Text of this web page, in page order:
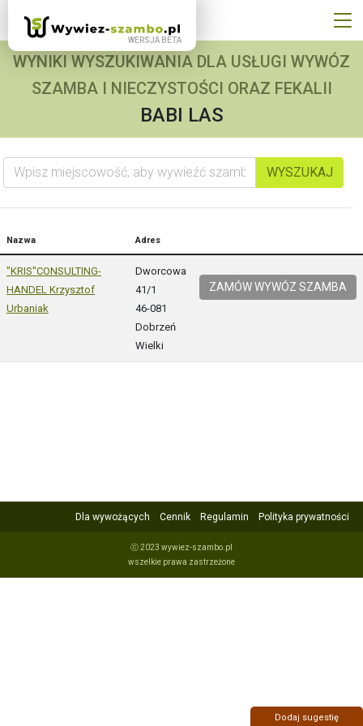
WYNIKI WYSZUKIWANIA DLA USŁUGI WYWÓZ
SZAMBA I NIECZYSTOŚCI ORAZ FEKALII
BABI LAS
Wpisz miejscowość, aby wywieźć szambo
WYSZUKAJ
Nazwa Adres
"KRIS"CONSULTING-
HANDEL Krzysztof
Urbaniak
Dworcowa
41/1
46-081
Dobrzeń
Wielki
ZAMÓW WYWÓZ SZAMBA
Dla wywożących Cennik Regulamin Polityka prywatności
ⓒ 2023 wywiez-szambo.pl
wszelkie prawa zastrzeżone
Dodaj sugestię